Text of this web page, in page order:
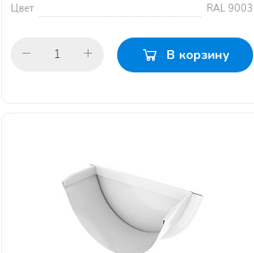
Цвет
RAL 9003
В корзину